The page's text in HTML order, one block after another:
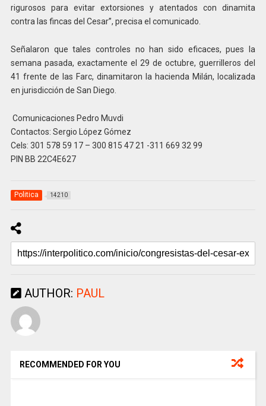
rigurosos para evitar extorsiones y atentados con dinamita
contra las fincas del Cesar”, precisa el comunicado.
Señalaron que tales controles no han sido eficaces, pues la
semana pasada, exactamente el 29 de octubre, guerrilleros del
41 frente de las Farc, dinamitaron la hacienda Milán, localizada
en jurisdicción de San Diego.
Comunicaciones Pedro Muvdi
Contactos: Sergio López Gómez
Cels: 301 578 59 17 – 300 815 47 21 -311 669 32 99
PIN BB 22C4E627
Politica 14210
AUTHOR: PAUL
RECOMMENDED FOR YOU